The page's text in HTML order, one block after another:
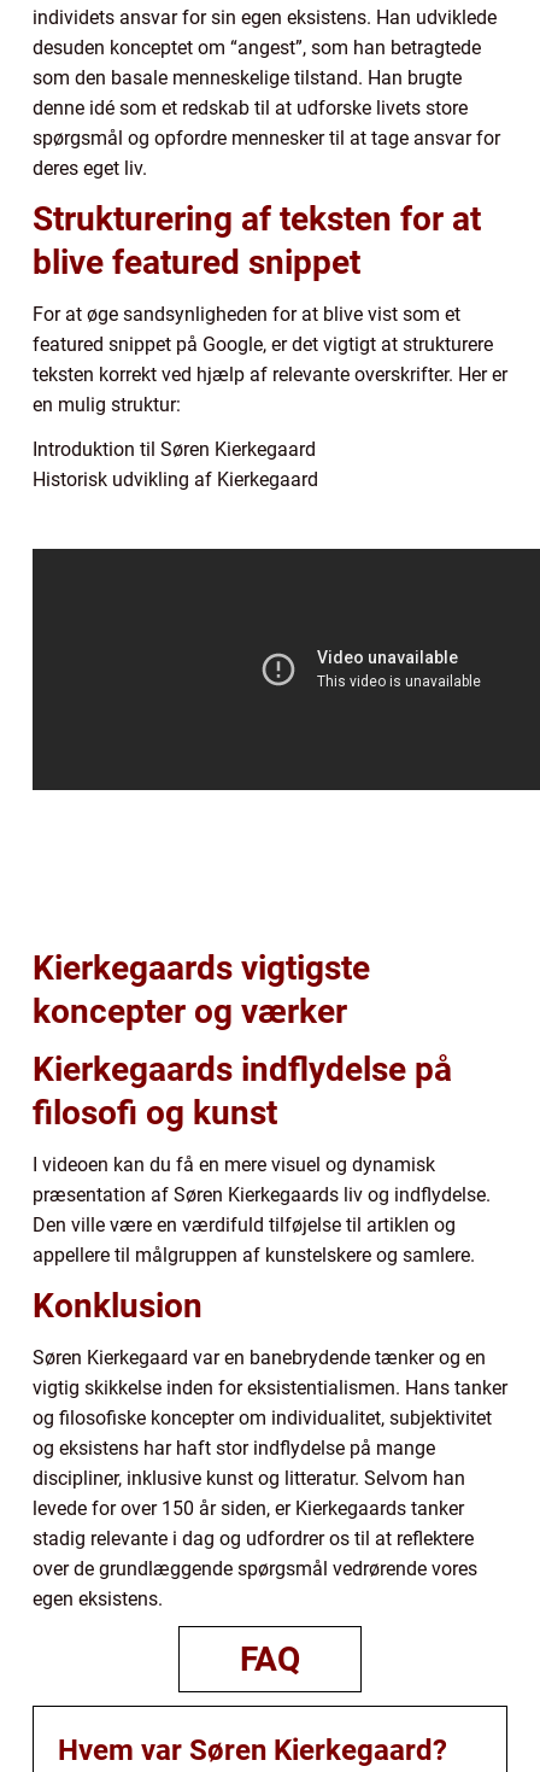
individets ansvar for sin egen eksistens. Han udviklede
desuden konceptet om “angest”, som han betragtede
som den basale menneskelige tilstand. Han brugte
denne idé som et redskab til at udforske livets store
spørgsmål og opfordre mennesker til at tage ansvar for
deres eget liv.
Strukturering af teksten for at
blive featured snippet
For at øge sandsynligheden for at blive vist som et
featured snippet på Google, er det vigtigt at strukturere
teksten korrekt ved hjælp af relevante overskrifter. Her er
en mulig struktur:
Introduktion til Søren Kierkegaard
Historisk udvikling af Kierkegaard
Kierkegaards vigtigste
koncepter og værker
Kierkegaards indflydelse på
filosofi og kunst
I videoen kan du få en mere visuel og dynamisk
præsentation af Søren Kierkegaards liv og indflydelse.
Den ville være en værdifuld tilføjelse til artiklen og
appellere til målgruppen af kunstelskere og samlere.
Konklusion
Søren Kierkegaard var en banebrydende tænker og en
vigtig skikkelse inden for eksistentialismen. Hans tanker
og filosofiske koncepter om individualitet, subjektivitet
og eksistens har haft stor indflydelse på mange
discipliner, inklusive kunst og litteratur. Selvom han
levede for over 150 år siden, er Kierkegaards tanker
stadig relevante i dag og udfordrer os til at reflektere
over de grundlæggende spørgsmål vedrørende vores
egen eksistens.
FAQ
Hvem var Søren Kierkegaard?